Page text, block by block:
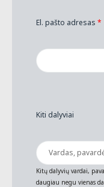
El. pašto adresas *
Kiti dalyviai
Kitų dalyvių vardai,
daugiau negu vienas